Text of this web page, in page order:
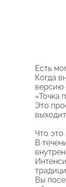
Есть
Когда
версию
«Точка
Это
Что это
В
Вы